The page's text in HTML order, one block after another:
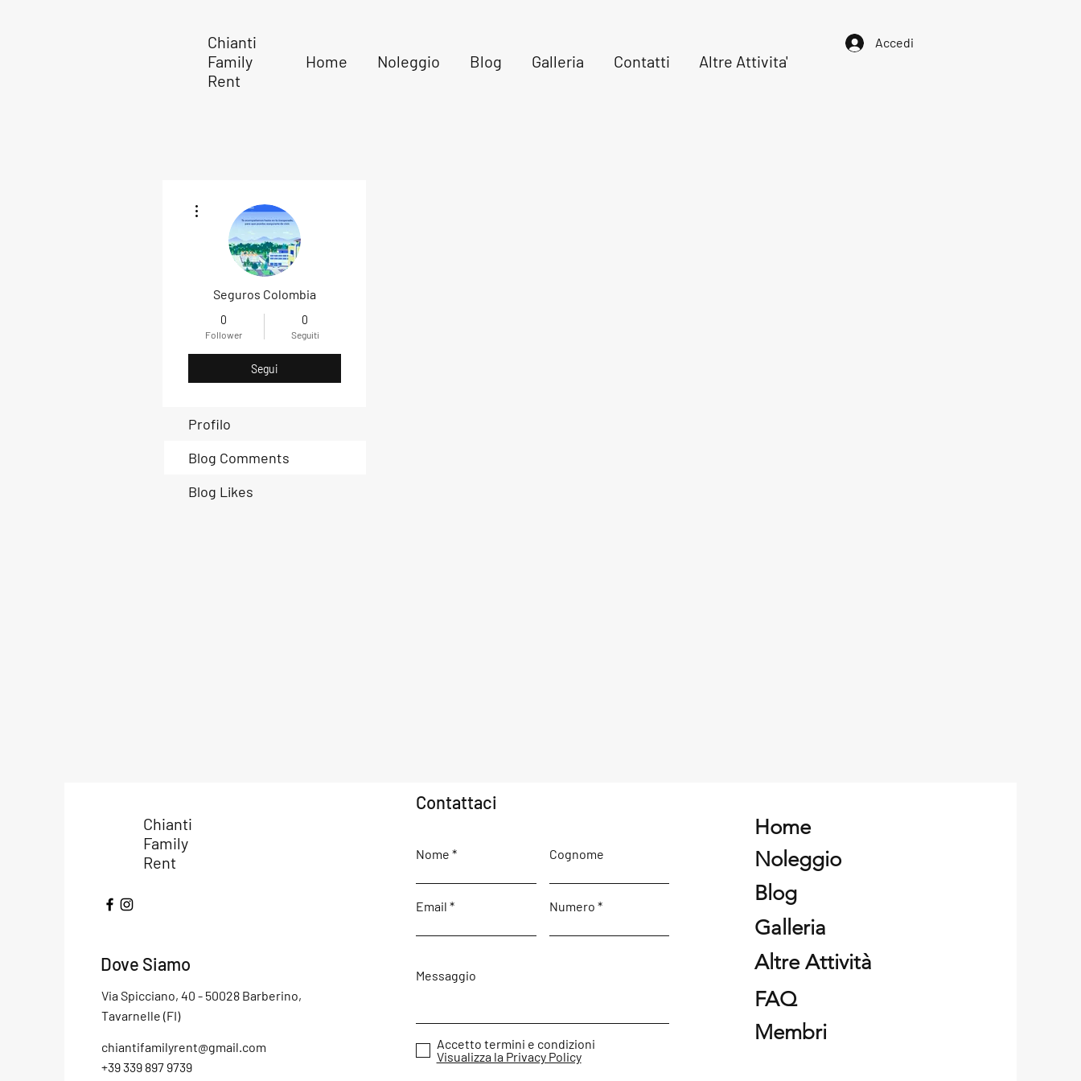
Chianti
Family
Rent
Home Noleggio Blog Galleria Contatti Altre Attivita'
Accedi
Seguros Colombia
0
Follower
0
Seguiti
Segui
Profilo
Blog Comments
Blog Likes
Chianti
Family
Rent
Dove Siamo
Via Spicciano, 40 - 50028 Barberino,
Tavarnelle (FI)
chiantifamilyrent@gmail.com
+39 339 897 9739
Contattaci
Nome Cognome
Email Numero
Messaggio
Accetto termini e condizioni
Visualizza la Privacy Policy
Home
Noleggio
Blog
Galleria
Altre Attività
FAQ
Membri